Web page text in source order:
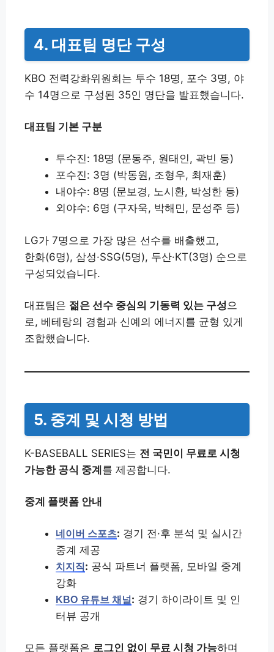
4. 대표팀 명단 구성
KBO 전력강화위원회는 투수 18명, 포수 3명, 야
수 14명으로 구성된 35인 명단을 발표했습니다.
대표팀 기본 구분
투수진: 18명 (문동주, 원태인, 곽빈 등)
포수진: 3명 (박동원, 조형우, 최재훈)
내야수: 8명 (문보경, 노시환, 박성한 등)
외야수: 6명 (구자욱, 박해민, 문성주 등)
LG가 7명으로 가장 많은 선수를 배출했고,
한화(6명), 삼성·SSG(5명), 두산·KT(3명) 순으로
구성되었습니다.
대표팀은 젊은 선수 중심의 기동력 있는 구성 으
로, 베테랑의 경험과 신예의 에너지를 균형 있게
조합했습니다.
5. 중계 및 시청 방법
K-BASEBALL SERIES는 전 국민이 무료로 시청
가능한 공식 중계를 제공합니다.
중계 플랫폼 안내
네이버 스포츠: 경기 전·후 분석 및 실시간
중계 제공
치지직: 공식 파트너 플랫폼, 모바일 중계
강화
KBO 유튜브 채널 : 경기 하이라이트 및 인
터뷰 공개
모든 플랫폼은 로그인 없이 무료 시청 가능하며